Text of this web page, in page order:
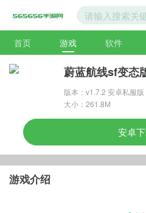
首页 游戏 软件
蔚蓝航线sf变态
版本：v1.7.2 安卓私服版
大小：261.8M
安卓
游戏介绍